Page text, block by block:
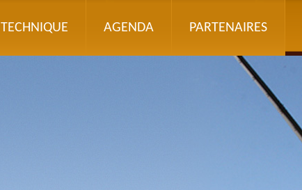
TECHNIQUE AGENDA PARTENAIRES